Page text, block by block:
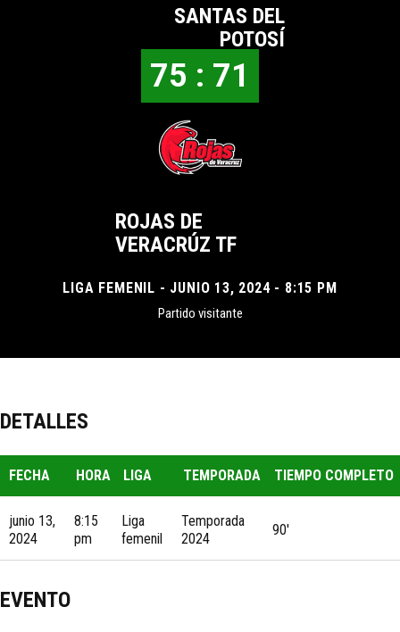
SANTAS DEL
POTOSÍ
75 : 71
ROJAS DE
VERACRÚZ TF
LIGA FEMENIL - JUNIO 13, 2024 - 8:15 PM
Partido visitante
DETALLES
FECHA HORA LIGA TEMPORADA TIEMPO COMPLETO
junio 13,
2024
8:15
pm
Liga
femenil
Temporada
2024
90'
EVENTO